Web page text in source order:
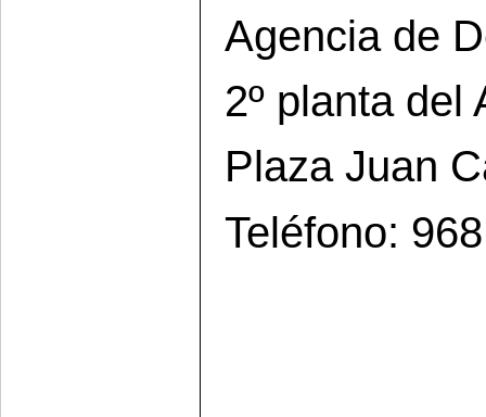
Agencia de
2º planta del
Plaza Juan
Teléfono: